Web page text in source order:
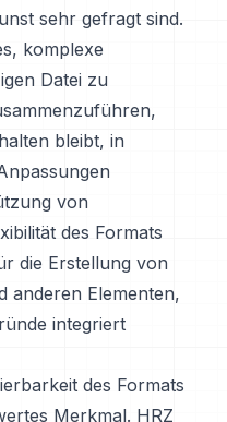
sehr gefragt sind.
komplexe
Datei zu
bleibt, in
von
des Formats
die Erstellung von
anderen Elementen,
integriert
des Formats
Merkmal. HRZ